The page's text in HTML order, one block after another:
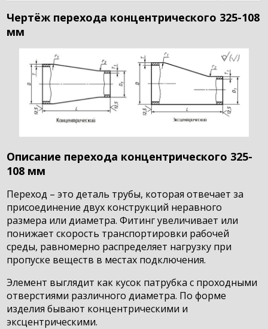
Чертёж перехода концентрического 325-108
мм
Описание перехода концентрического 325-
108 мм
Переход – это деталь трубы, которая отвечает за
присоединение двух конструкций неравного
размера или диаметра. Фитинг увеличивает или
понижает скорость транспортировки рабочей
среды, равномерно распределяет нагрузку при
пропуске веществ в местах подключения.
Элемент выглядит как кусок патрубка с проходными
отверстиями различного диаметра. По форме
изделия бывают концентрическими и
эксцентрическими.